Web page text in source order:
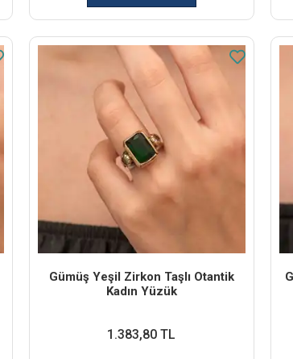
Gümüş Yeşil Zirkon Taşlı Otantik
Kadın Yüzük
1.383,80 TL